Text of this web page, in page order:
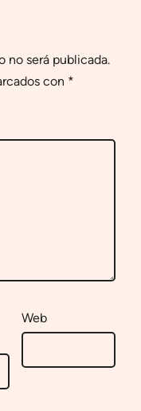
no será publicada.
con *
Web